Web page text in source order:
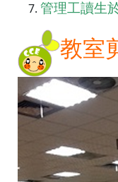
管理工讀生
教室